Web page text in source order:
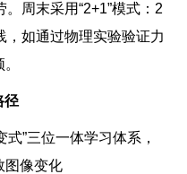
周末采用“2+1”模式：2
，如通过物理实验验证力
径
”三位一体学习体系，
图像变化